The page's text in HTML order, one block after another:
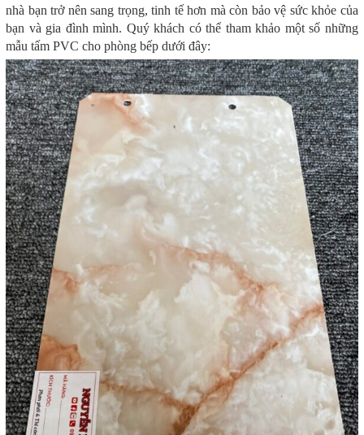
nhà bạn trở nên sang trọng, tinh tế hơn mà còn bảo vệ sức khỏe của
bạn và gia đình mình. Quý khách có thể tham khảo một số những
mẫu tấm PVC cho phòng bếp dưới đây: